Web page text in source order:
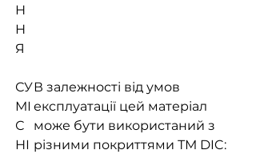
Н
Н
Я
СУ
МІ
С
НІ
В залежності від умов
експлуатації цей матеріал
може бути використаний з
різними покриттями ТМ DIC: